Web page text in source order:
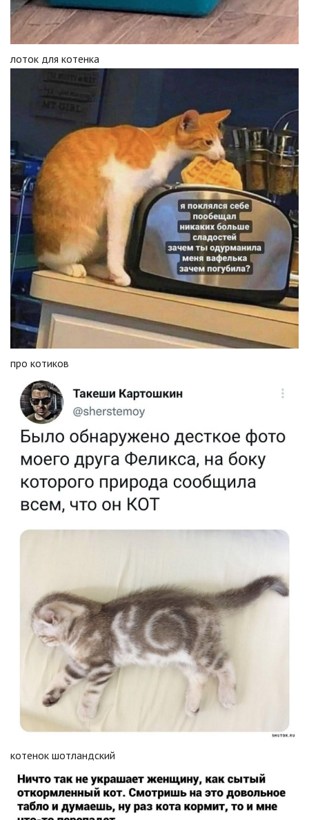
лоток для котенка
про котиков
котенок шотландский